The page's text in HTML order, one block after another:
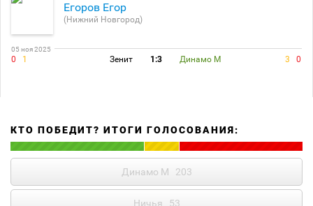
Егоров Егор
(Нижний Новгород)
05 ноя 2025
0 1 Зенит 1:3 Динамо М 3 0
КТО ПОБЕДИТ? ИТОГИ ГОЛОСОВАНИЯ:
Динамо М 203
Ничья 53